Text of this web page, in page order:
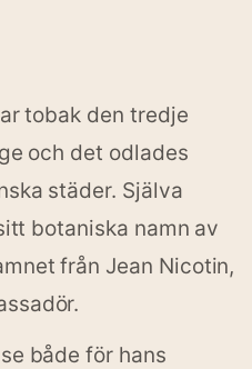
tobak den tredje
och det odlades
städer. Själva
botaniska namn av
från Jean Nicotin,
både för hans